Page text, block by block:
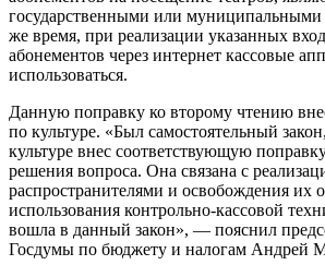
государственными или
же время, при реализации указанных
абонементов через интернет кассовые
использоваться.
Данную поправку ко второму чтению
по культуре. «Был самостоятельный
культуре внес соответствующую
решения вопроса. Она связана с
распространителями и освобождения их
использования контрольно-кассовой
вошла в данный закон», — пояснил
Госдумы по бюджету и налогам Андрей